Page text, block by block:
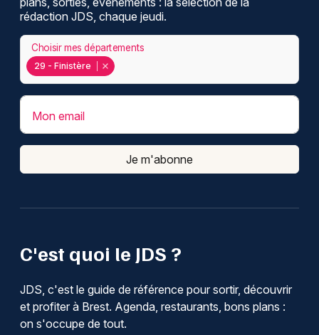
C'est quoi le JDS ?
JDS, c'est le guide de référence pour sortir, découvrir
et profiter à Brest. Agenda, restaurants, bons plans :
on s'occupe de tout.
rédaction JDS, chaque jeudi.
29 - Finistère
Choisir mes départements
Mon email
Je m'abonne